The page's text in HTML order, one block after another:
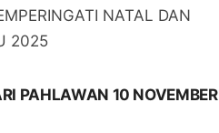
NATAL DAN
2025
PAHLAWAN 10 NOVEMBER